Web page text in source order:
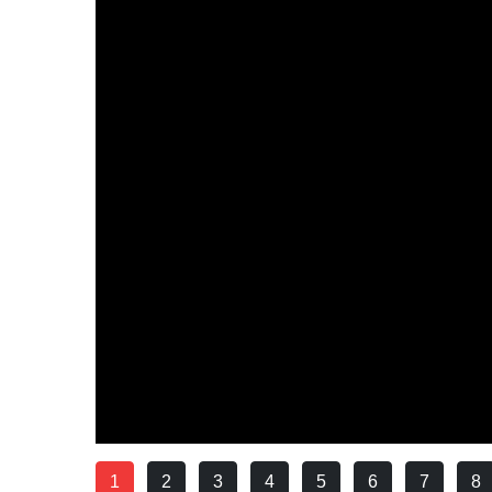
1 2 3 4 5 6 7 8